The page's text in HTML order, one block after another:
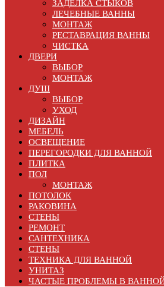
ЗАДЕЛКА СТЫКОВ
ЛЕЧЕБНЫЕ ВАННЫ
МОНТАЖ
РЕСТАВРАЦИЯ ВАННЫ
ЧИСТКА
ДВЕРИ
ВЫБОР
МОНТАЖ
ДУШ
ВЫБОР
УХОД
ДИЗАЙН
МЕБЕЛЬ
ОСВЕЩЕНИЕ
ПЕРЕГОРОДКИ ДЛЯ ВАННОЙ
ПЛИТКА
ПОЛ
МОНТАЖ
ПОТОЛОК
РАКОВИНА
СТЕНЫ
РЕМОНТ
САНТЕХНИКА
СТЕНЫ
ТЕХНИКА ДЛЯ ВАННОЙ
УНИТАЗ
ЧАСТЫЕ ПРОБЛЕМЫ В